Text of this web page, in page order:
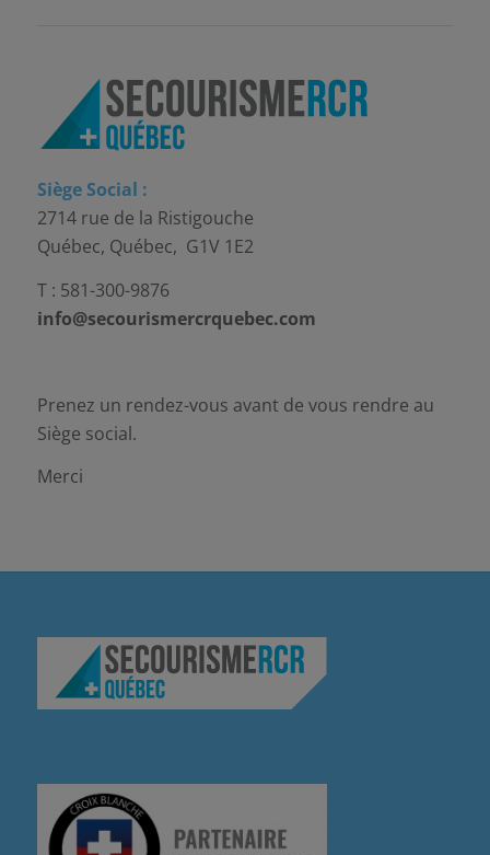
Siège Social :
2714 rue de la Ristigouche
Québec, Québec, G1V 1E2
T : 581-300-9876
info@secourismercrquebec.com
Prenez un rendez-vous avant de vous rendre au
Siège social.
Merci